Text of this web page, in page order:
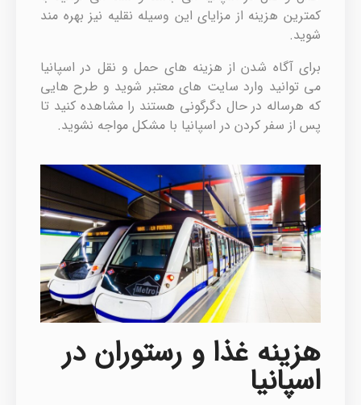
کمترین هزینه از مزایای این وسیله نقلیه نیز بهره مند
شوید.
برای آگاه شدن از هزینه های حمل و نقل در اسپانیا
می توانید وارد سایت های معتبر شوید و طرح هایی
که هرساله در حال دگرگونی هستند را مشاهده کنید تا
پس از سفر کردن در اسپانیا با مشکل مواجه نشوید.
هزینه غذا و رستوران در
اسپانیا